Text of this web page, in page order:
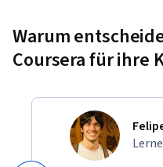
Warum
Coursera für ihre